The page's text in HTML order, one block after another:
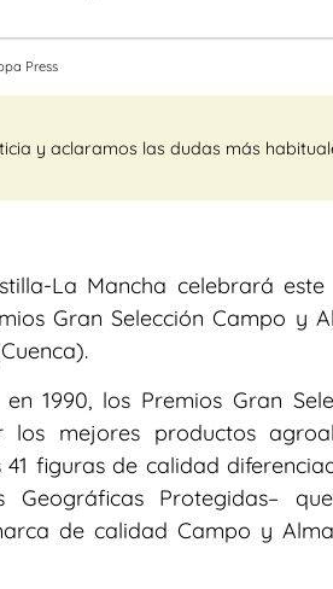
Press
y aclaramos las dudas más
La Mancha celebrará
Gran Selección Campo y
1990, los Premios Gran
los mejores productos
figuras de calidad
Geográficas Protegidas–
de calidad Campo y